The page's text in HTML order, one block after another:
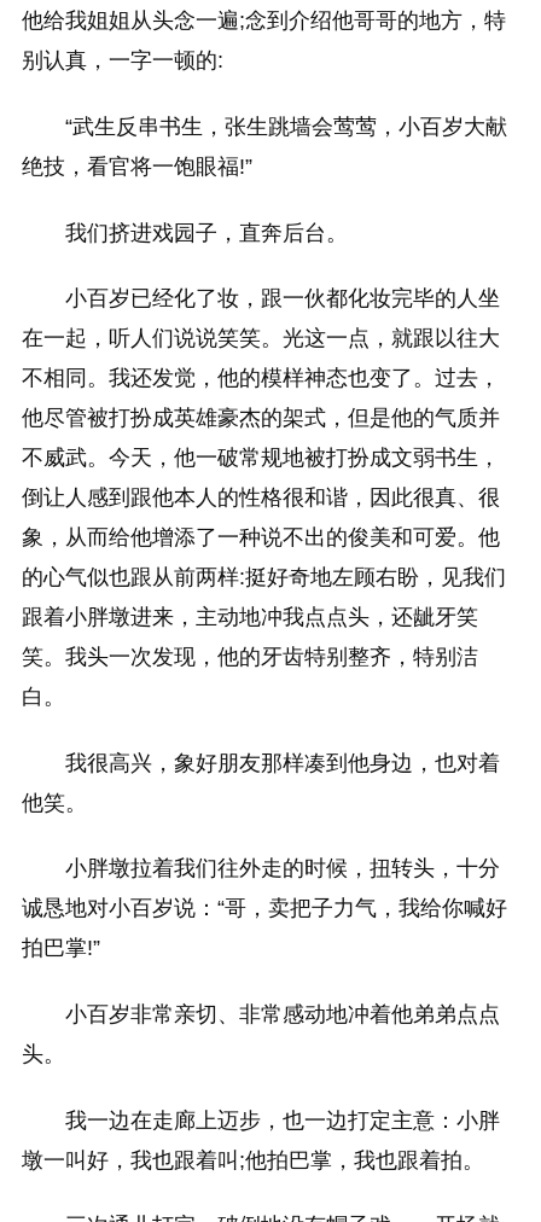
他给我姐姐从头念一遍;念到介绍他哥哥的地方，特
别认真，一字一顿的:
“武生反串书生，张生跳墙会莺莺，小百岁大献
绝技，看官将一饱眼福!”
我们挤进戏园子，直奔后台。
小百岁已经化了妆，跟一伙都化妆完毕的人坐
在一起，听人们说说笑笑。光这一点，就跟以往大
不相同。我还发觉，他的模样神态也变了。过去，
他尽管被打扮成英雄豪杰的架式，但是他的气质并
不威武。今天，他一破常规地被打扮成文弱书生，
倒让人感到跟他本人的性格很和谐，因此很真、很
象，从而给他增添了一种说不出的俊美和可爱。他
的心气似也跟从前两样:挺好奇地左顾右盼，见我们
跟着小胖墩进来，主动地冲我点点头，还龇牙笑
笑。我头一次发现，他的牙齿特别整齐，特别洁
白。
我很高兴，象好朋友那样凑到他身边，也对着
他笑。
小胖墩拉着我们往外走的时候，扭转头，十分
诚恳地对小百岁说：“哥，卖把子力气，我给你喊好
拍巴掌!”
小百岁非常亲切、非常感动地冲着他弟弟点点
头。
我一边在走廊上迈步，也一边打定主意：小胖
墩一叫好，我也跟着叫;他拍巴掌，我也跟着拍。